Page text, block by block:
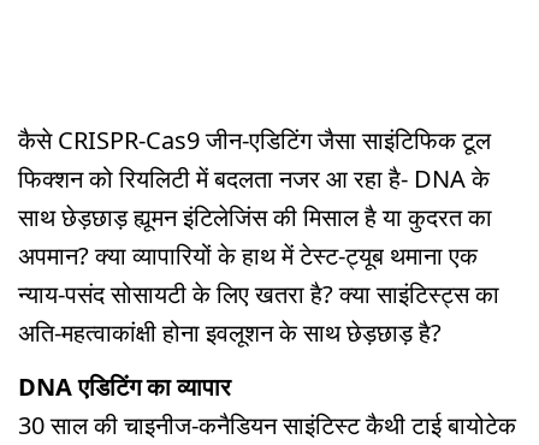
कैसे CRISPR-Cas9 जीन-एडिटिंग जैसा साइंटिफिक टूल
फिक्शन को रियलिटी में बदलता नजर आ रहा है- DNA के
साथ छेड़छाड़ ह्यूमन इंटिलेजिंस की मिसाल है या कुदरत का
अपमान? क्या व्यापारियों के हाथ में टेस्ट-ट्यूब थमाना एक
न्याय-पसंद सोसायटी के लिए खतरा है? क्या साइंटिस्ट्स का
अति-महत्वाकांक्षी होना इवलूशन के साथ छेड़छाड़ है?
DNA एडिटिंग का व्यापार
30 साल की चाइनीज-कनैडियन साइंटिस्ट कैथी टाई बायोटेक